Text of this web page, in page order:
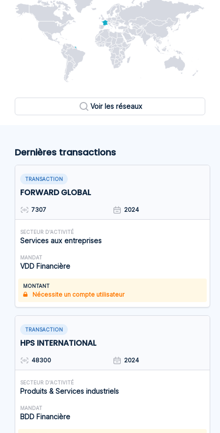
Voir les réseaux
Dernières transactions
TRANSACTION
FORWARD GLOBAL
7307 2024
SECTEUR D'ACTIVITÉ
Services aux entreprises
MANDAT
VDD Financière
MONTANT
Nécessite un compte utilisateur
TRANSACTION
HPS INTERNATIONAL
48300 2024
SECTEUR D'ACTIVITÉ
Produits & Services industriels
MANDAT
BDD Financière